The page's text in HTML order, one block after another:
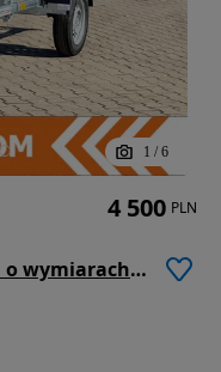
1 / 6
TEMARED DOSTAWA przyczepa o wymiarach 383cm x 120cm DMC 750kg JET pod skuter wodny
4 500 PLN